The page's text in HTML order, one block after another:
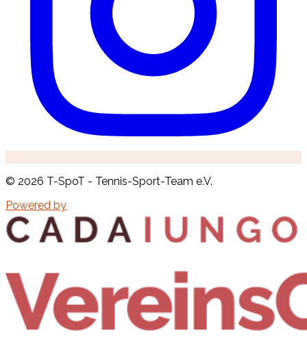
© 2026 T-SpoT - Tennis-Sport-Team e.V.
Powered by